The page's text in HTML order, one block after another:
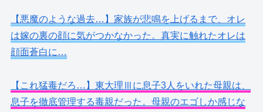
【悪魔のような過去…】家族が悲鳴を上げるまで、オレ
は嫁の裏の顔に気がつかなかった。真実に触れたオレは
顔面蒼白に…
【これ猛毒だろ…】東大理Ⅲに息子3人をいれた母親は、
息子を徹底管理する毒親だった。母親のエゴしか感じな